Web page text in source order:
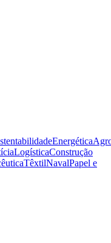
Energética
LogísticaConstrução
TêxtilNavalPapel e